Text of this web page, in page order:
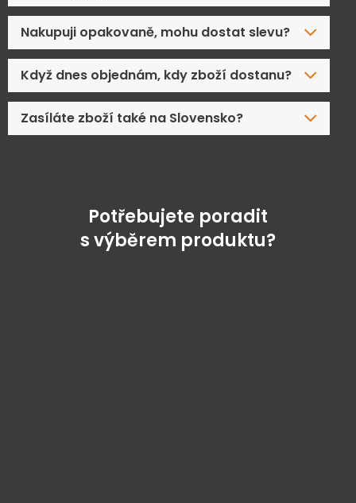
Nakupuji opakovaně, mohu dostat slevu?
Když dnes objednám, kdy zboží dostanu?
Zasíláte zboží také na Slovensko?
Potřebujete poradit
s výběrem produktu?